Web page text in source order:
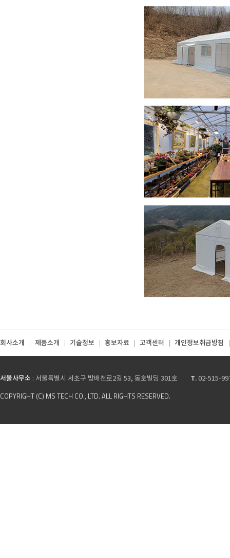
회사소개 제품소개 기술정보 홍보자료 고객센터 개인정보취급방침
서울사무소 : 서울특별시 서초구 방배천로2길 53, 동호빌딩 301호 T. 02-515-
COPYRIGHT (C) MS TECH CO., LTD. ALL RIGHTS RESERVED.